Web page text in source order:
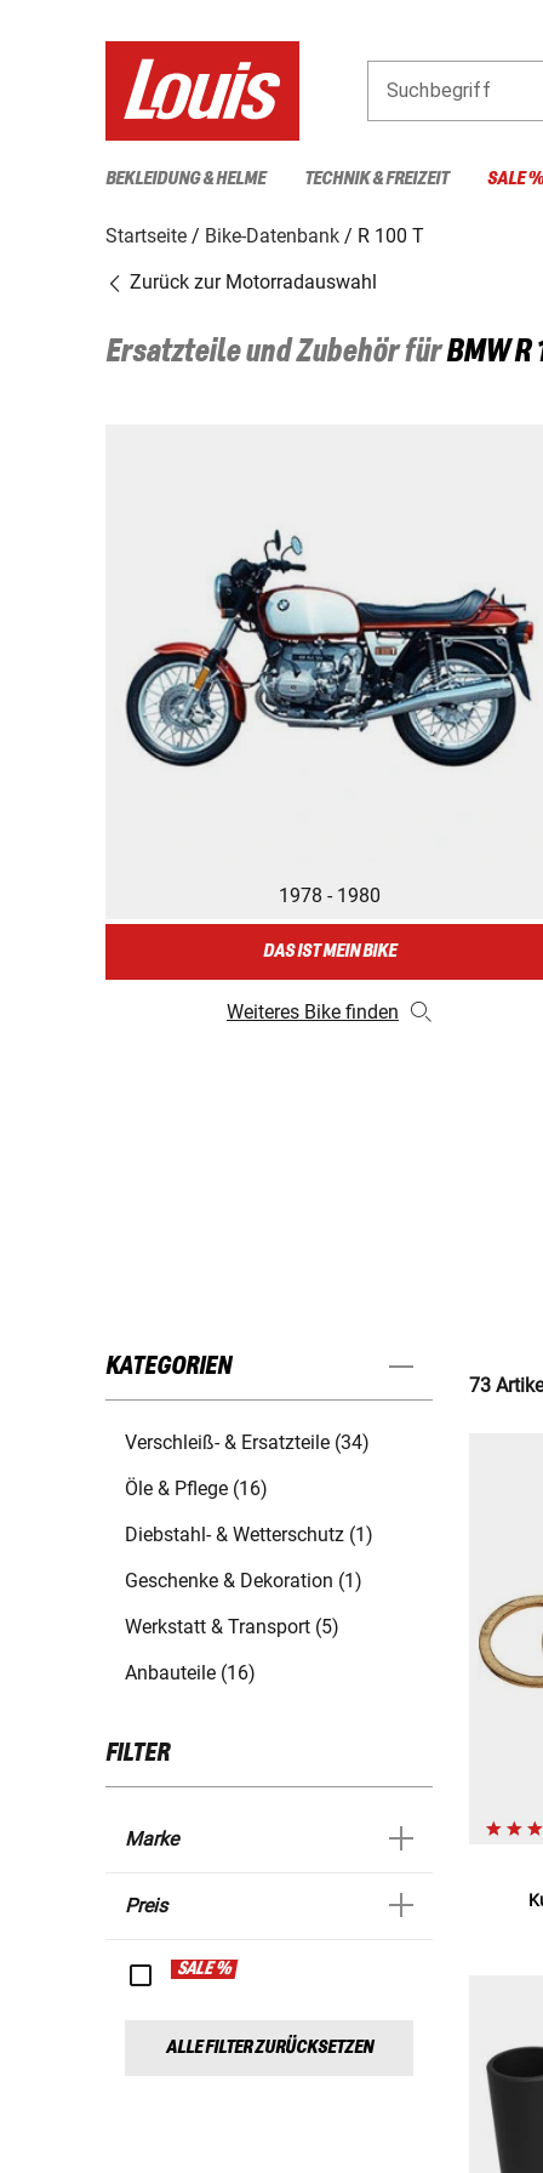
Suchbegriff
BEKLEIDUNG & HELME TECHNIK & FREIZEIT SALE %
Startseite Bike-Datenbank
R 100 T
Zurück zur Motorradauswahl
Ersatzteile und Zubehör fürBMWR
1978 - 1980
DAS IST MEIN BIKE
Weiteres Bike finden
KATEGORIEN
Verschleiß- & Ersatzteile (34)
Öle & Pflege (16)
Diebstahl- & Wetterschutz (1)
Geschenke & Dekoration (1)
Werkstatt & Transport (5)
Anbauteile (16)
FILTER
Marke
Preis
SALE %
ALLE FILTER ZURÜCKSETZEN
73